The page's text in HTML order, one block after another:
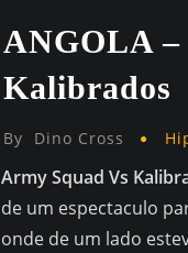
ANGOLA –
Kalibrados
By Dino Cross
Army Squad Vs
de um espectaculo
onde de um lado